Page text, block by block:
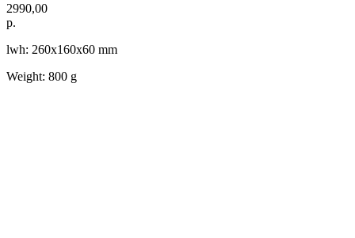
2990,00
р.
lwh: 260x160x60 mm
Weight: 800 g